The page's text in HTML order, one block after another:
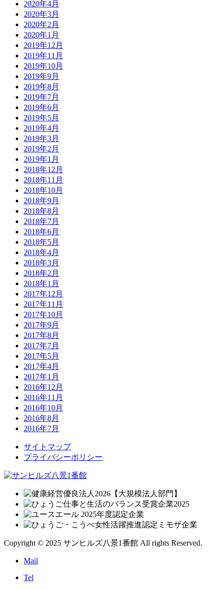
2020年4月
2020年3月
2020年2月
2020年1月
2019年12月
2019年11月
2019年10月
2019年9月
2019年8月
2019年7月
2019年6月
2019年5月
2019年4月
2019年3月
2019年2月
2019年1月
2018年12月
2018年11月
2018年10月
2018年9月
2018年8月
2018年7月
2018年6月
2018年5月
2018年4月
2018年3月
2018年2月
2018年1月
2017年12月
2017年11月
2017年10月
2017年9月
2017年8月
2017年7月
2017年5月
2017年4月
2017年1月
2016年12月
2016年11月
2016年10月
2016年8月
2016年7月
サイトマップ
プライバシーポリシー
Copyright © 2025 サンヒルズ八景1番館 All rights Reserved.
Mail
Tel